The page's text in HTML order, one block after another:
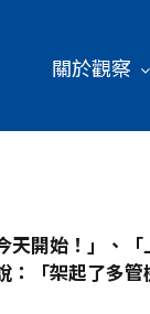
關於觀察
天開始！」、
「架起了多